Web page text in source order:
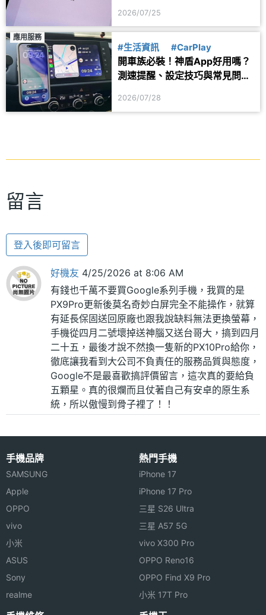
2026/07/25
應用服務
#生活資訊 #CarPlay
開車族必裝！神盾App好用嗎？
測速提醒、設定技巧與常見問題
2026/07/28
留言
登入後即可留言
好機友 4/25/2026 at 8:06 AM
有錢也千萬不要買Google系列手機，我買的是
PX9Pro更新後莫名奇妙白屏完全不能操作，就算
有延長保固送回原廠也跟我說缺料無法更換螢幕，
手機從四月二號壞掉送神腦又送台哥大，搞到四月
二十五，最後才說不然換一隻新的PX10Pro給你，
徹底讓我看到大公司不負責任的服務品質與態度，
Google不是最喜歡搞評價留言，這次真的要給負
五顆星。真的很爛而且仗著自己有安卓的原生系
統，所以傲慢到骨子裡了！！
手機品牌
SAMSUNG
Apple
OPPO
vivo
小米
ASUS
Sony
realme
熱門手機
iPhone 17
iPhone 17 Pro
三星 S26 Ultra
三星 A57 5G
vivo X300 Pro
OPPO Reno16
OPPO Find X9 Pro
小米 17T Pro